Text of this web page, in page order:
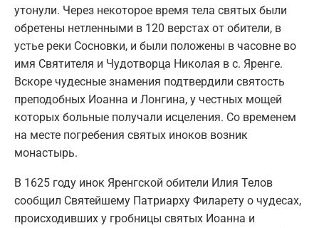
утонули. Через некоторое время тела святых были
обретены нетленными в 120 верстах от обители, в
устье реки Сосновки, и были положены в часовне во
имя Святителя и Чудотворца Николая в с. Яренге.
Вскоре чудесные знамения подтвердили святость
преподобных Иоанна и Лонгина, у честных мощей
которых больные получали исцеления. Со временем
на месте погребения святых иноков возник
монастырь.
В 1625 году инок Яренгской обители Илия Телов
сообщил Святейшему Патриарху Филарету о чудесах,
происходивших у гробницы святых Иоанна и